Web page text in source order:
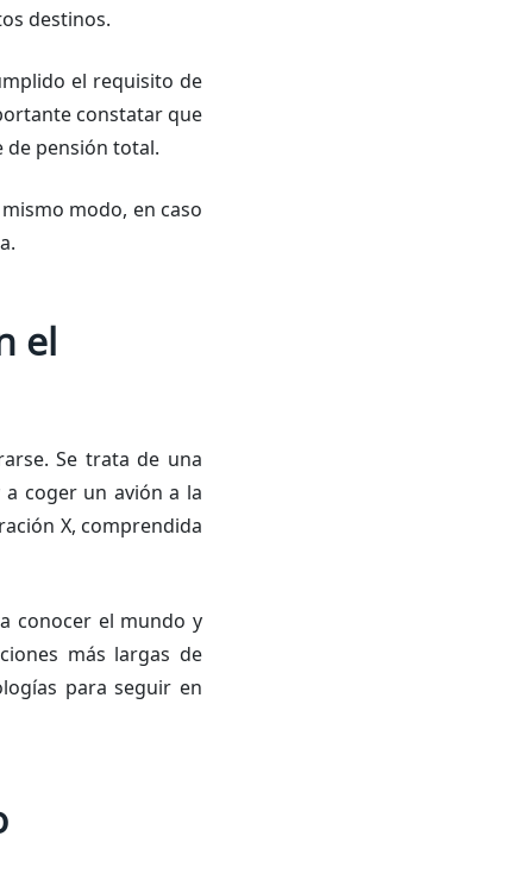
destinos.
el requisito de
constatar que
de pensión total.
modo, en caso
el
Se trata de una
coger un avión a la
X, comprendida
conocer el mundo y
más largas de
para seguir en